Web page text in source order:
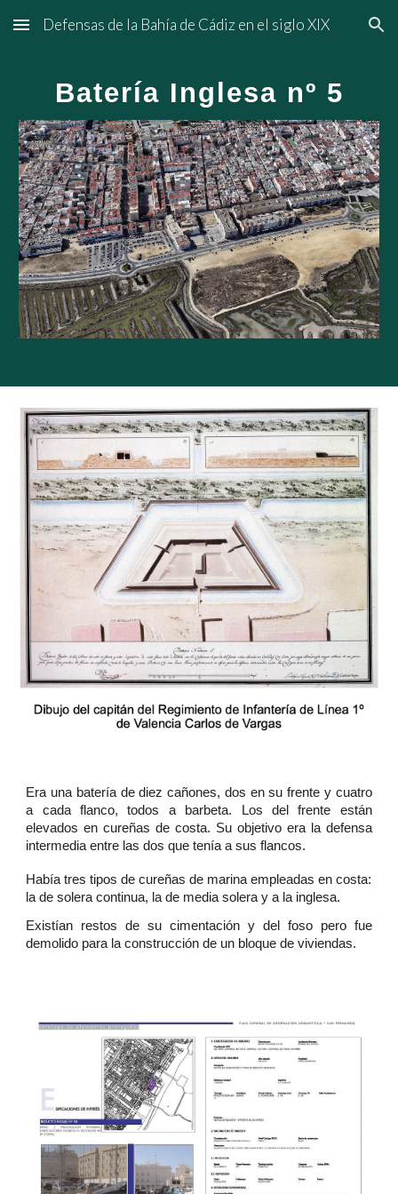
Skip to main content Skip to navigation
Defensas de la Bahía de Cádiz en el siglo XIX
Batería Inglesa nº 5
Era una batería de diez cañones, dos en su frente y cuatro
a cada flanco, todos a barbeta. Los del frente están
elevados en cureñas de costa. Su objetivo era la defensa
intermedia entre las dos que tenía a sus flancos.
Había tres tipos de cureñas de marina empleadas en costa:
la de solera continua, la de media solera y a la inglesa.
Existían restos de su cimentación y del foso pero fue
demolido para la construcción de un bloque de viviendas.